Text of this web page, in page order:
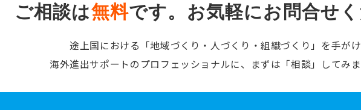
ご相談は無料です。 お気軽にお問合せ
途上国における「地域づくり・人づくり・組織づくり」を手が
海外進出サポートのプロフェッショナルに、まずは「相談」してみ